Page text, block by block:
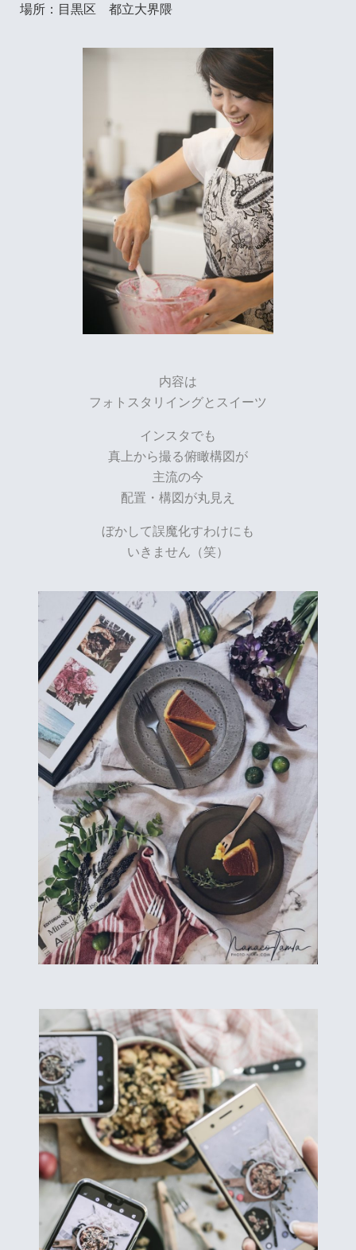
場所：目黒区 都立大界隈
内容は
フォトスタリイングとスイーツ
インスタでも
真上から撮る俯瞰構図が
主流の今
配置・構図が丸見え
ぼかして誤魔化すわけにも
いきません（笑）